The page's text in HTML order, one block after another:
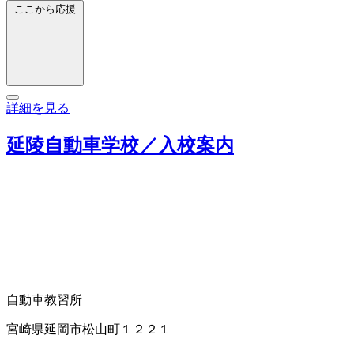
ここから応援
詳細を見る
延陵自動車学校／入校案内
自動車教習所
宮崎県延岡市松山町１２２１